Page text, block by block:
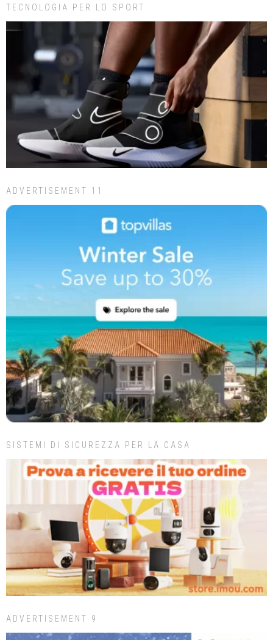
TECNOLOGIA PER LO SPORT
ADVERTISEMENT 11
SISTEMI DI SICUREZZA PER LA CASA
ADVERTISEMENT 9